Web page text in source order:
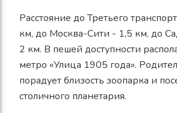
Расстояние до Третьего
км, до Москва-Сити - 1,5 км, до
2 км. В пешей доступности
метро «Улица 1905 года».
порадует близость зоопарка и
столичного планетария.